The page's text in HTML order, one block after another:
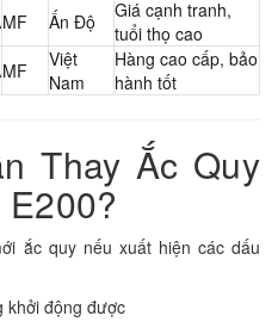
MF Ấn Độ
Giá cạnh tranh,
tuổi thọ cao
MF
Việt
Nam
Hàng cao cấp, bảo
hành tốt
Thay Ắc Quy
ắc quy nếu xuất hiện các dấu
khởi động được